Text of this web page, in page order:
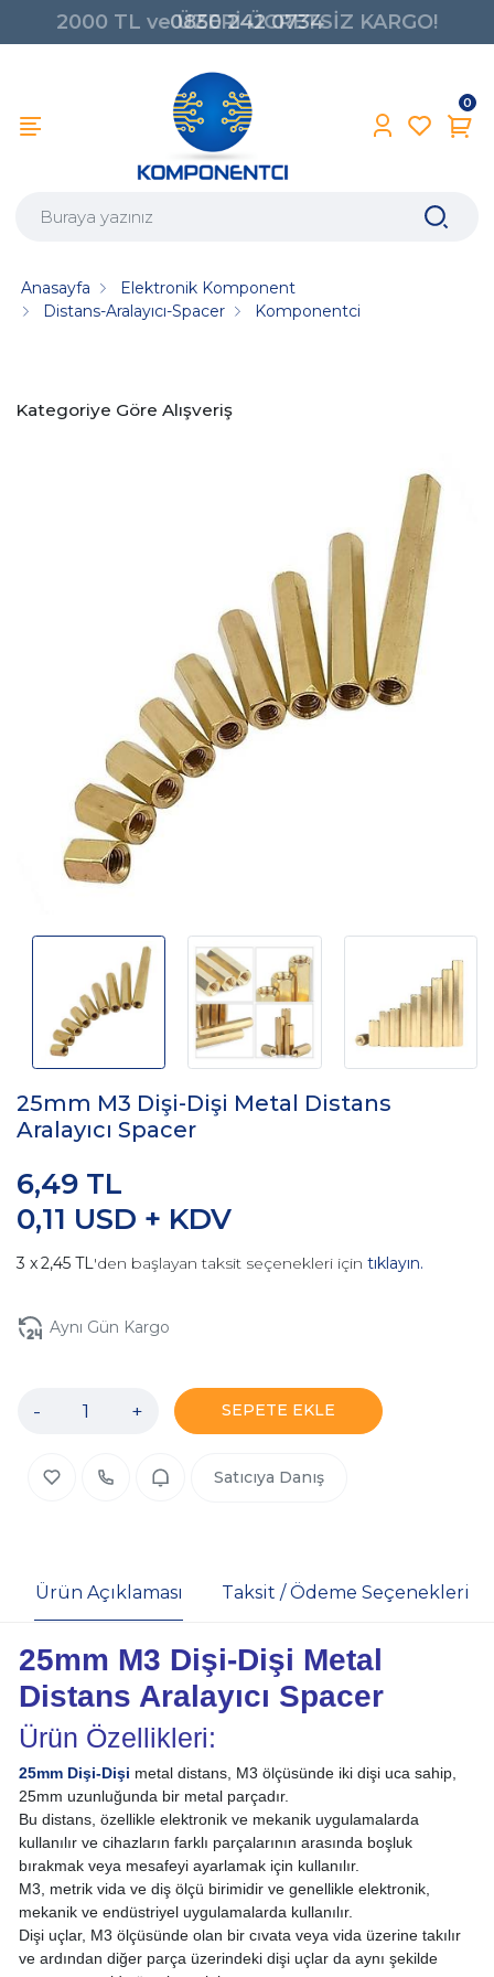
2000 TL ve ÜZERİ ÜCRETSİZ KARGO!
0850 242 0734
0
Anasayfa
Elektronik Komponent
Distans-Aralayıcı-Spacer
Komponentci
Kategoriye Göre Alışveriş
25mm M3 Dişi-Dişi Metal Distans
Aralayıcı Spacer
0,11 USD + KDV
6,49 TL
2,45 TL'den başlayan taksit seçenekleri için tıklayın.
Aynı Gün Kargo
- + SEPETE EKLE
Satıcıya Danış
Ürün Açıklaması Taksit / Ödeme Seçenekleri
25mm M3 Dişi-Dişi Metal
Distans Aralayıcı Spacer
Ürün Özellikleri:
25mm Dişi-Dişi metal distans, M3 ölçüsünde iki dişi uca sahip,
25mm uzunluğunda bir metal parçadır.
Bu distans, özellikle elektronik ve mekanik uygulamalarda
kullanılır ve cihazların farklı parçalarının arasında boşluk
bırakmak veya mesafeyi ayarlamak için kullanılır.
M3, metrik vida ve diş ölçü birimidir ve genellikle elektronik,
mekanik ve endüstriyel uygulamalarda kullanılır.
Dişi uçlar, M3 ölçüsünde olan bir cıvata veya vida üzerine takılır
ve ardından diğer parça üzerindeki dişi uçlar da aynı şekilde